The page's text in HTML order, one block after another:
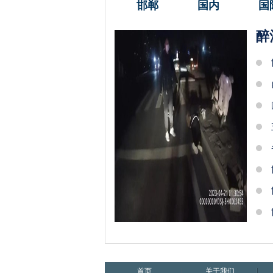
邯郸 国内 国
醉
首页 关于我们